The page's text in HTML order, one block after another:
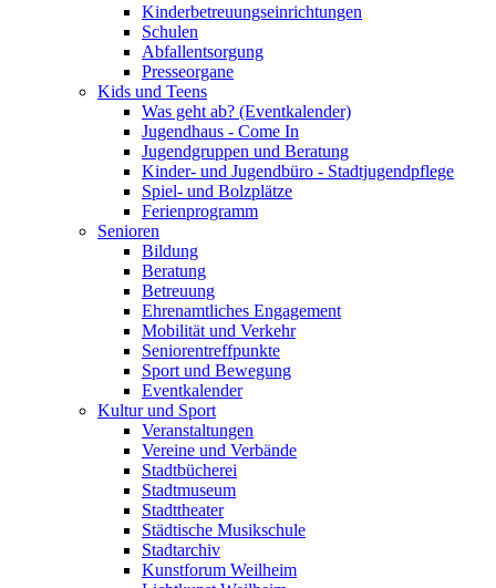
Kinderbetreuungseinrichtungen
Schulen
Abfallentsorgung
Presseorgane
Kids und Teens
Was geht ab? (Eventkalender)
Jugendhaus - Come In
Jugendgruppen und Beratung
Kinder- und Jugendbüro - Stadtjugendpflege
Spiel- und Bolzplätze
Ferienprogramm
Senioren
Bildung
Beratung
Betreuung
Ehrenamtliches Engagement
Mobilität und Verkehr
Seniorentreffpunkte
Sport und Bewegung
Eventkalender
Kultur und Sport
Veranstaltungen
Vereine und Verbände
Stadtbücherei
Stadtmuseum
Stadttheater
Städtische Musikschule
Stadtarchiv
Kunstforum Weilheim